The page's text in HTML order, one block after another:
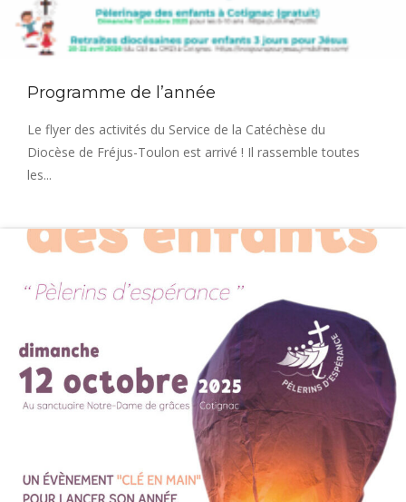
Programme de l’année
Le flyer des activités du Service de la Catéchèse du
Diocèse de Fréjus-Toulon est arrivé ! Il rassemble toutes
les...